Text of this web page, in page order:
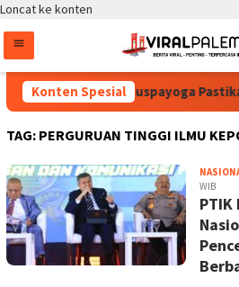
Loncat ke konten
Konten Spesial
Bintang Puspayoga
TAG: PERGURUAN TINGGI ILMU
WIB